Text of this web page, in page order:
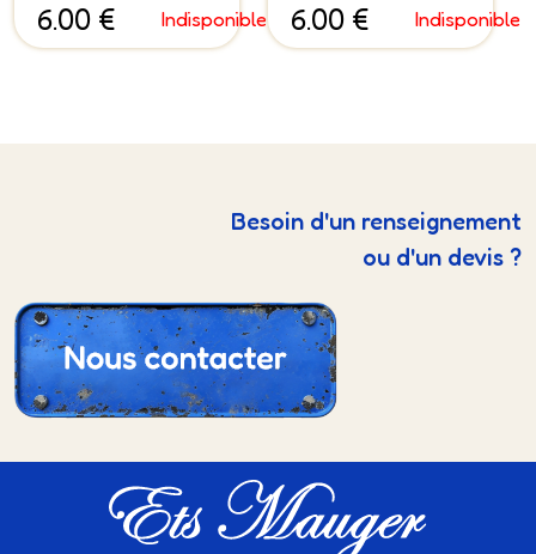
6.00 € Indisponible 6.00 € Indisponible
Besoin d'un renseignement
ou d'un devis ?